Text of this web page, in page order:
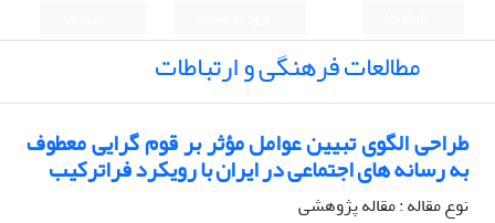
مطالعات فرهنگی و ارتباطات
طراحی الگوی تبیین عوامل مؤثر بر قوم گرایی معطوف
به رسانه های اجتماعی در ایران با رویکرد فراترکیب
نوع مقاله : مقاله پژوهشی